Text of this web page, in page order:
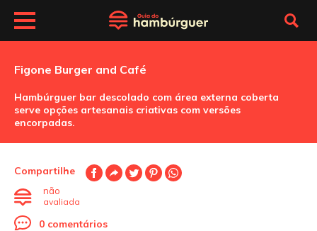
Figone Burger and Café
Hambúrguer bar descolado com área externa coberta
serve opções artesanais criativas com versões
encorpadas.
Compartilhe
não
avaliada
0 comentários